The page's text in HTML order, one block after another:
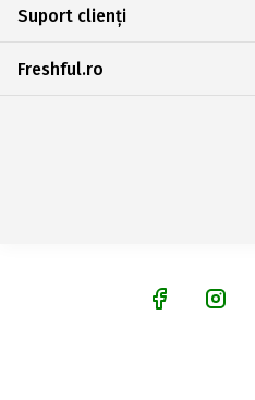
Suport clienți
Freshful.ro